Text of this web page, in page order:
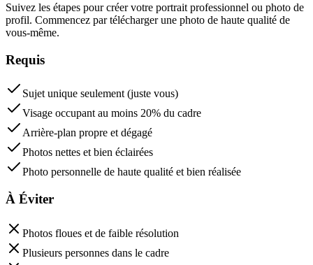
Suivez les étapes pour créer votre portrait professionnel ou photo de
profil. Commencez par télécharger une photo de haute qualité de
vous-même.
Requis
Sujet unique seulement (juste vous)
Visage occupant au moins 20% du cadre
Arrière-plan propre et dégagé
Photos nettes et bien éclairées
Photo personnelle de haute qualité et bien réalisée
À Éviter
Photos floues et de faible résolution
Plusieurs personnes dans le cadre